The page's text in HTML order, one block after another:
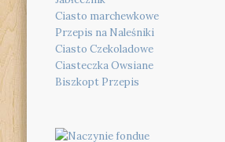
Ciasto marchewkowe
Przepis na Naleśniki
Ciasto Czekoladowe
Ciasteczka Owsiane
Biszkopt Przepis